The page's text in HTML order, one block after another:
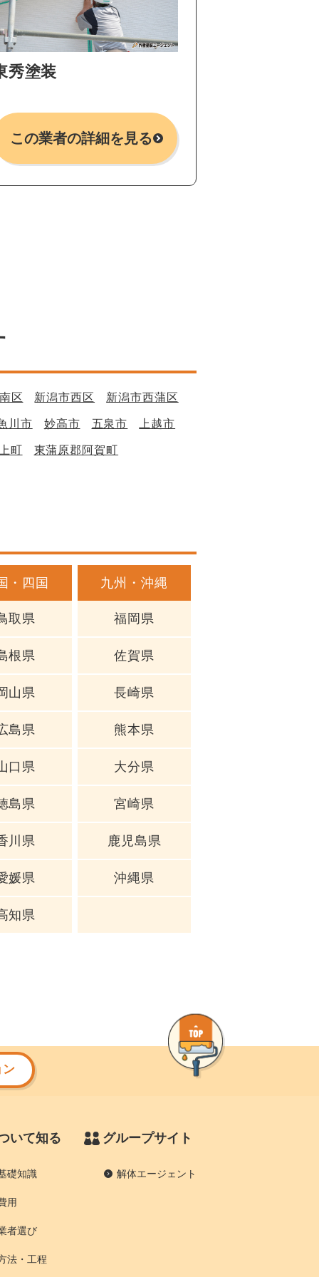
秀塗装
この業者の詳細を見る
区 新潟市西区 新潟市西蒲区
川市 妙高市 五泉市 上越市
町 東蒲原郡阿賀町
・四国
取県
根県
山県
島県
口県
島県
川県
媛県
知県
九州・沖縄
福岡県
佐賀県
長崎県
熊本県
大分県
宮崎県
鹿児島県
沖縄県
ン
いて知る
礎知識
用
者選び
法・工程
グループサイト
解体エージェント